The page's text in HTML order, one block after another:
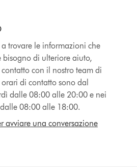
a trovare le informazioni che
bisogno di ulteriore aiuto,
contatto con il nostro team di
di contatto sono dal
dalle 08:00 alle 20:00 e nei
08:00 alle 18:00.
avviare una conversazione